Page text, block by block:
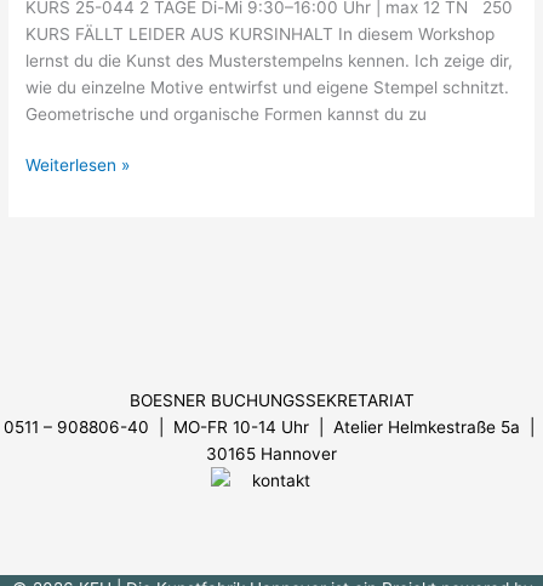
KURS 25-044 2 TAGE Di-Mi 9:30–16:00 Uhr | max 12 TN 250
KURS FÄLLT LEIDER AUS KURSINHALT In diesem Workshop
lernst du die Kunst des Musterstempelns kennen. Ich zeige dir,
wie du einzelne Motive entwirfst und eigene Stempel schnitzt.
Geometrische und organische Formen kannst du zu
Weiterlesen »
BOESNER BUCHUNGSSEKRETARIAT
0511 – 908806-40 | MO-FR 10-14 Uhr
| Atelier Helmkestraße 5a |
30165 Hannover